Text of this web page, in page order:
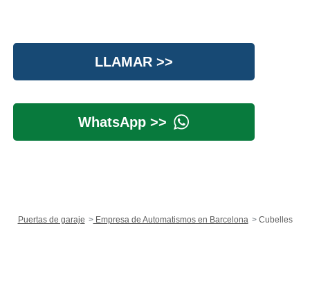
LLAMAR >>
WhatsApp >>
Puertas de garaje Empresa de Automatismos en Barcelona Cubelles